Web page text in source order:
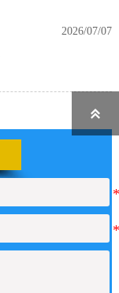
2026/06/25
2026/05/22
